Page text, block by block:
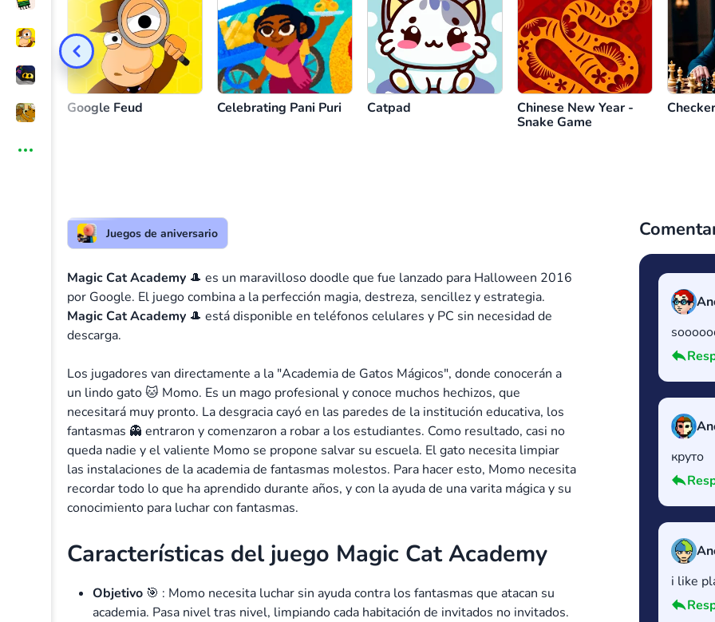
Dibuja símbolos para hechizos mágicos o
Google Feud Celebrating Pani Puri Catpad
Chinese New Year -
Snake Game
Juegos de aniversario
Magic Cat Academy 🎩 es un maravilloso doodle que fue lanzado para Halloween 2016
por Google. El juego combina a la perfección magia, destreza, sencillez y estrategia.
Magic Cat Academy 🎩 está disponible en teléfonos celulares y PC sin necesidad de
descarga.
Los jugadores van directamente a la "Academia de Gatos Mágicos", donde conocerán a
un lindo gato 🐱 Momo. Es un mago profesional y conoce muchos hechizos, que
necesitará muy pronto. La desgracia cayó en las paredes de la institución educativa, los
fantasmas 👻 entraron y comenzaron a robar a los estudiantes. Como resultado, casi no
queda nadie y el valiente Momo se propone salvar su escuela. El gato necesita limpiar
las instalaciones de la academia de fantasmas molestos. Para hacer esto, Momo necesita
recordar todo lo que ha aprendido durante años, y con la ayuda de una varita mágica y su
conocimiento para luchar con fantasmas.
Características del juego Magic Cat Academy
Objetivo 🎯 : Momo necesita luchar sin ayuda contra los fantasmas que atacan su
academia. Pasa nivel tras nivel, limpiando cada habitación de invitados no invitados.
круто
i like